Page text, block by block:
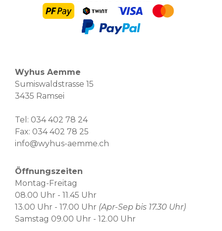
Wyhus Aemme
Sumiswaldstrasse 15
3435 Ramsei
Tel: 034 402 78 24
Fax: 034 402 78 25
info@wyhus-aemme.ch
Öffnungszeiten
Montag-Freitag
08.00 Uhr - 11.45 Uhr
13.00 Uhr - 17.00 Uhr (Apr-Sep bis 17.30 Uhr)
Samstag 09.00 Uhr - 12.00 Uhr